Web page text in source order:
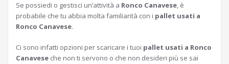
Se possiedi o gestisci un’attività a Ronco Canavese, è
probabile che tu abbia molta familiarità con i pallet usati a
Ronco Canavese.
Ci sono infatti opzioni per scaricare i tuoi pallet usati a Ronco
Canavese che non ti servono o che non desideri più se sai